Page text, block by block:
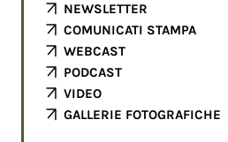
NEWSLETTER
COMUNICATI STAMPA
WEBCAST
PODCAST
VIDEO
GALLERIE FOTOGRAFICHE